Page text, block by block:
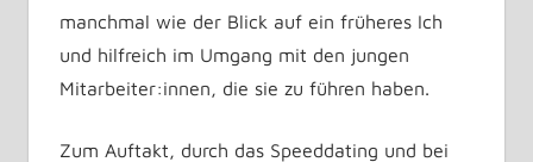
manchmal wie der Blick auf ein früheres Ich
und hilfreich im Umgang mit den jungen
Mitarbeiter:innen, die sie zu führen haben.
Zum Auftakt, durch das Speeddating und bei